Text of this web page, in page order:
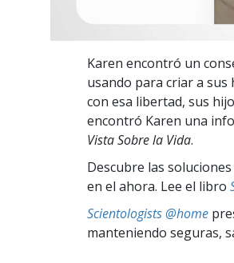
Karen encontró un
usando para criar a sus
con esa libertad, sus
encontró Karen una
Vista Sobre la Vida.
Descubre las
en el ahora. Lee el libro
Scientologists @home
manteniendo seguras,